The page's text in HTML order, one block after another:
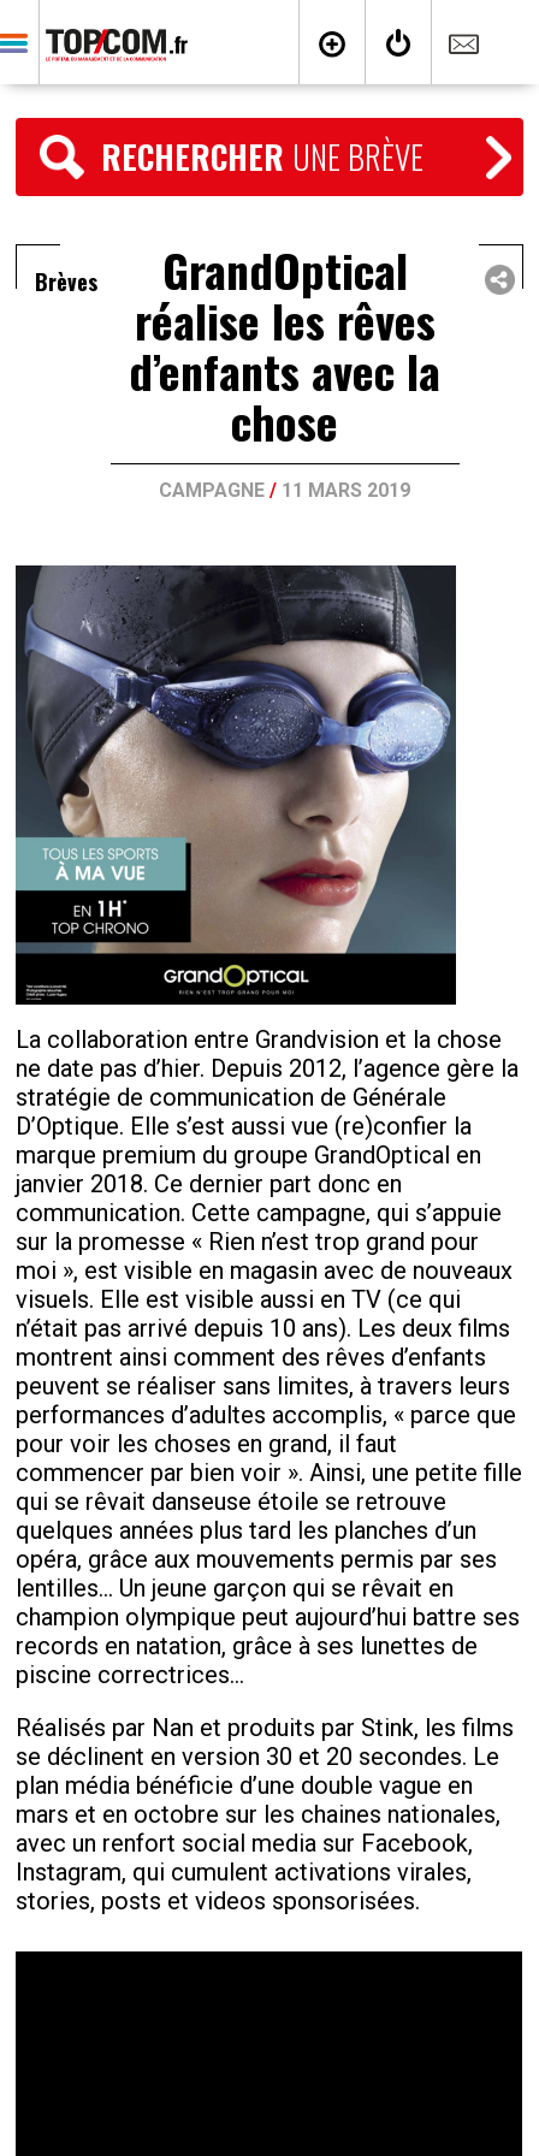
RECHERCHER UNE BRÈVE
Brèves GrandOptical
réalise les rêves
d’enfants avec la
chose
CAMPAGNE / 11 MARS 2019
La collaboration entre Grandvision et la chose
ne date pas d’hier. Depuis 2012, l’agence gère la
stratégie de communication de Générale
D’Optique. Elle s’est aussi vue (re)confier la
marque premium du groupe GrandOptical en
janvier 2018. Ce dernier part donc en
communication. Cette campagne, qui s’appuie
sur la promesse « Rien n’est trop grand pour
moi », est visible en magasin avec de nouveaux
visuels. Elle est visible aussi en TV (ce qui
n’était pas arrivé depuis 10 ans). Les deux films
montrent ainsi comment des rêves d’enfants
peuvent se réaliser sans limites, à travers leurs
performances d’adultes accomplis, « parce que
pour voir les choses en grand, il faut
commencer par bien voir ». Ainsi, une petite fille
qui se rêvait danseuse étoile se retrouve
quelques années plus tard les planches d’un
opéra, grâce aux mouvements permis par ses
lentilles… Un jeune garçon qui se rêvait en
champion olympique peut aujourd’hui battre ses
records en natation, grâce à ses lunettes de
piscine correctrices…
Réalisés par Nan et produits par Stink, les films
se déclinent en version 30 et 20 secondes. Le
plan média bénéficie d’une double vague en
mars et en octobre sur les chaines nationales,
avec un renfort social media sur Facebook,
Instagram, qui cumulent activations virales,
stories, posts et videos sponsorisées.